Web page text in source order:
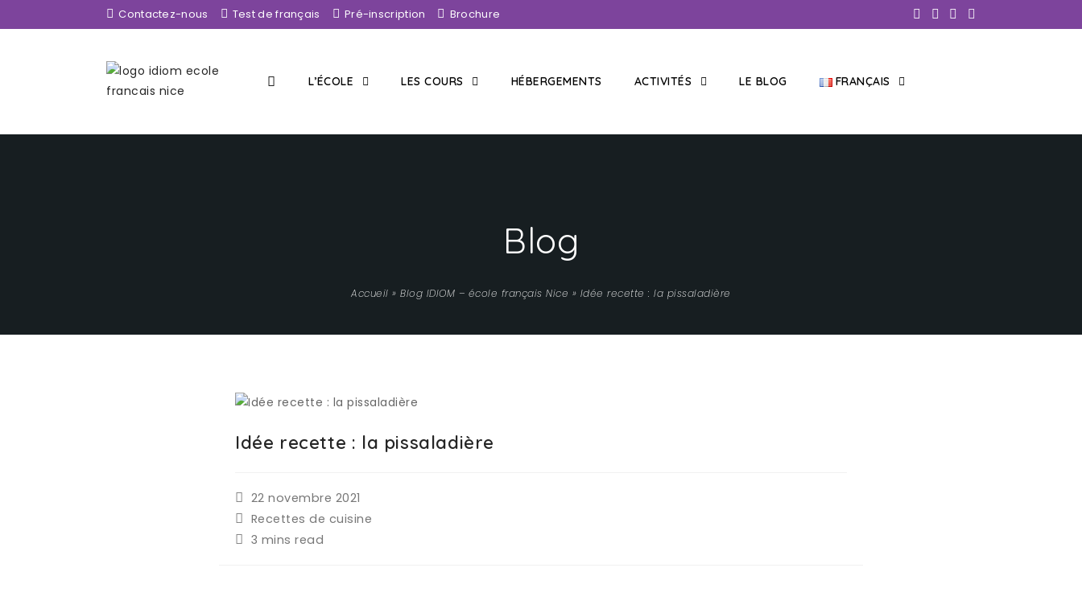
Contactez-nous Test de français Pré-inscription Brochure
L’ÉCOLE LES COURS HÉBERGEMENTS ACTIVITÉS LE BLOG FRANÇAIS
Blog
Accueil »Blog IDIOM – école français Nice » Idée recette : la pissaladière
Idée recette : la pissaladière
22 novembre 2021
Recettes de cuisine
3 mins read